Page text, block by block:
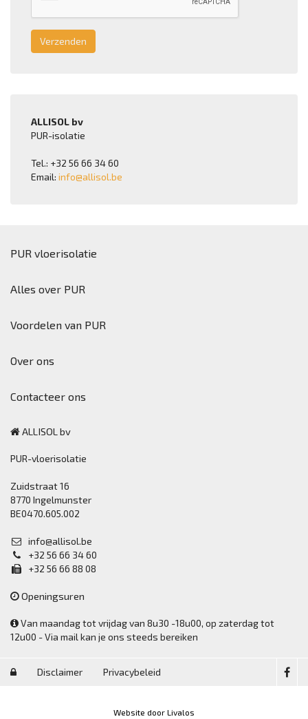
Verzenden
ALLISOL bv
PUR-isolatie
Tel.: +32 56 66 34 60
Email: info@allisol.be
PUR vloerisolatie
Alles over PUR
Voordelen van PUR
Over ons
Contacteer ons
ALLISOL bv
PUR-vloerisolatie
Zuidstraat 16
8770 Ingelmunster
BE0470.605.002
info@allisol.be
+32 56 66 34 60
+32 56 66 88 08
Openingsuren
Van maandag tot vrijdag van 8u30 -18u00, op zaterdag tot
12u00 - Via mail kan je ons steeds bereiken
 Disclaimer Privacybeleid
Website door Livalos